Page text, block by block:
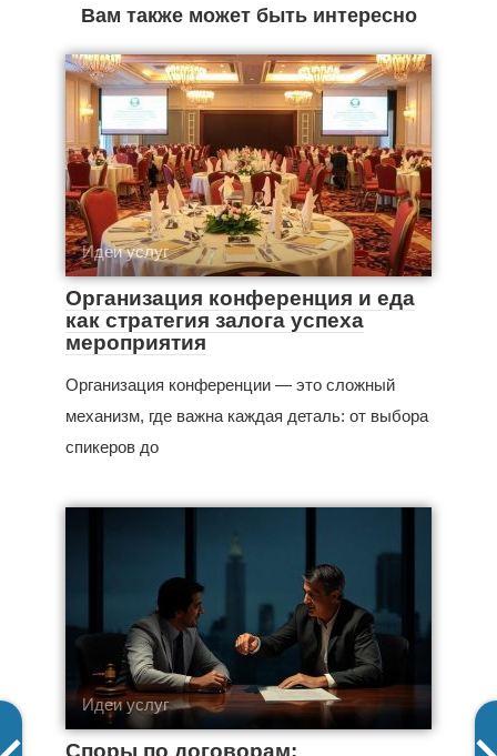
Вам также может быть интересно
Идеи услуг
Организация конференция и еда
как стратегия залога успеха
мероприятия
Организация конференции — это сложный
механизм, где важна каждая деталь: от выбора
спикеров до
Идеи услуг